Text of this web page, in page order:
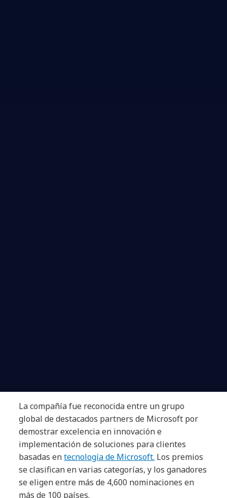
La compañía fue reconocida entre un grupo
global de destacados partners de Microsoft por
demostrar excelencia en innovación e
implementación de soluciones para clientes
basadas entecnología de Microsoft. Los premios
se clasifican en varias categorías, y los ganadores
se eligen entre más de 4,600 nominaciones en
más de 100 países.